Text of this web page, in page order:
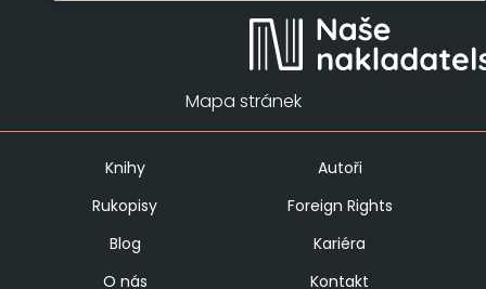
Mapa stránek
Knihy
Autoři
Rukopisy
Foreign Rights
Blog
Kariéra
O nás
Kontakt